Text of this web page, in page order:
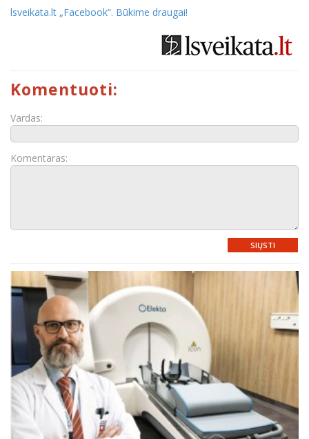
lsveikata.lt „Facebook“. Būkime draugai!
Komentuoti:
Vardas:
Komentaras:
SIŲSTI